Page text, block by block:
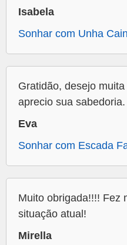
Isabela
Sonhar com Unha
Gratidão, desejo
aprecio sua sabedoria.
Eva
Sonhar com Escada
Muito obrigada!!!! Fez
situação atual!
Mirella